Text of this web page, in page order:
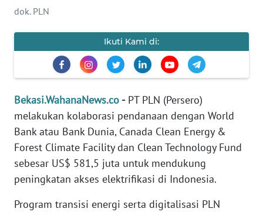
dok. PLN
Ikuti Kami di:
Bekasi.WahanaNews.co -PT PLN (Persero)
melakukan kolaborasi pendanaan dengan World
Bank atau Bank Dunia, Canada Clean Energy &
Forest Climate Facility dan Clean Technology Fund
sebesar US$ 581,5 juta untuk mendukung
peningkatan akses elektrifikasi di Indonesia.
Program transisi energi serta digitalisasi PLN
KAMI
PEDOMAN
SIBER
REDAKSI
KARIR